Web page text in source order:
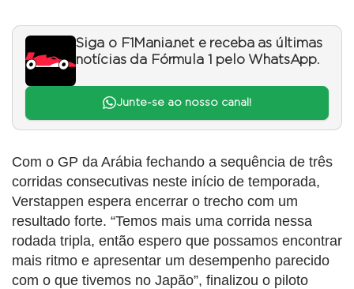
Siga o F1Mania.net e receba as últimas
notícias da Fórmula 1 pelo WhatsApp.
Junte-se ao nosso canal!
Com o GP da Arábia fechando a sequência de três
corridas consecutivas neste início de temporada,
Verstappen espera encerrar o trecho com um
resultado forte. “Temos mais uma corrida nessa
rodada tripla, então espero que possamos encontrar
mais ritmo e apresentar um desempenho parecido
com o que tivemos no Japão”, finalizou o piloto